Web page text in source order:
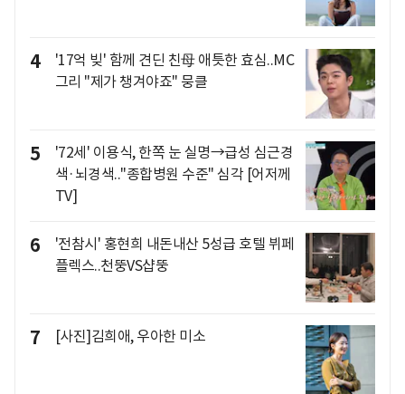
4
'17억 빚' 함께 견딘 친母 애틋한 효심..MC
그리 "제가 챙겨야죠" 뭉클
5
'72세' 이용식, 한쪽 눈 실명→급성 심근경
색·뇌경색.."종합병원 수준" 심각 [어저께
TV]
6
'전참시' 홍현희 내돈내산 5성급 호텔 뷔페
플렉스..천뚱VS샵뚱
7 [사진]김희애, 우아한 미소